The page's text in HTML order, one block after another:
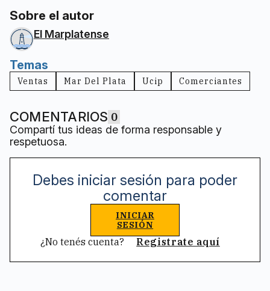
Sobre el autor
El Marplatense
Temas
Ventas Mar Del Plata Ucip Comerciantes
COMENTARIOS 0
Compartí tus ideas de forma responsable y
respetuosa.
Debes iniciar sesión para poder
comentar
INICIAR
SESIÓN
¿No tenés cuenta? Registrate aquí